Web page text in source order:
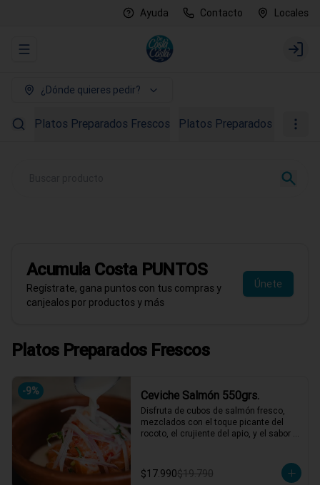
Ayuda Contacto Locales
Abrir menu de navegación Login
¿Dónde quieres pedir?
Platos Preparados Frescos Platos Preparados
Pedir ahora
Acumula Costa PUNTOS
Regístrate, gana puntos con tus compras y
canjealos por productos y más
Únete
Platos Preparados Frescos
-9% Ceviche Salmón 550grs.
Disfruta de cubos de salmón fresco,
mezclados con el toque picante del
rocoto, el crujiente del apio, y el sabor
nuestra leche de tigre, que le da ese
punch perfecto. ¡Ideal para esos
$17.990$19.790